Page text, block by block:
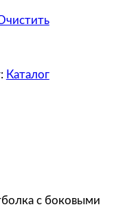
Каталог
с боковыми